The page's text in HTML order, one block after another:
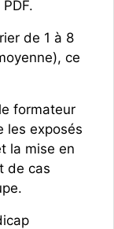
de 1 à 8
ce
formateur
les exposés
la mise en
de cas